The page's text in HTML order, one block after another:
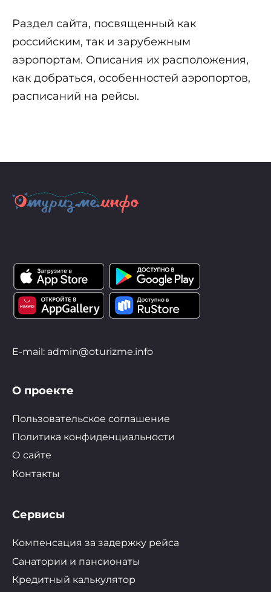
Раздел сайта, посвященный как
российским, так и зарубежным
аэропортам. Описания их расположения,
как добраться, особенностей аэропортов,
расписаний на рейсы.
E-mail: admin@oturizme.info
О проекте
Пользовательское соглашение
Политика конфиденциальности
О сайте
Контакты
Сервисы
Компенсация за задержку рейса
Санатории и пансионаты
Кредитный калькулятор